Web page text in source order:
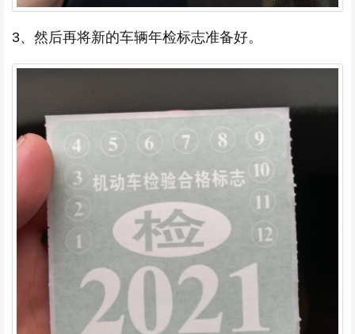
3、然后再将新的车辆年检标志准备好。